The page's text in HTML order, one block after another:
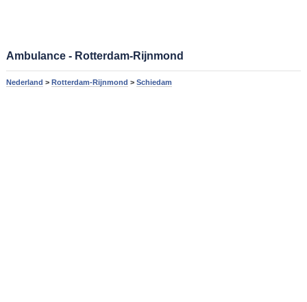
Ambulance - Rotterdam-Rijnmond
Nederland > Rotterdam-Rijnmond > Schiedam